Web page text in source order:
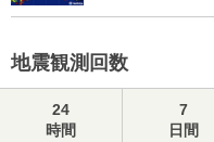
地震観測回数
24
時間
7
日間